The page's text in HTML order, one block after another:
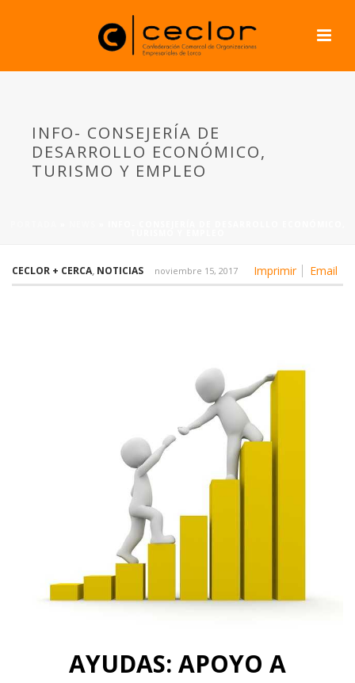
INFO- CONSEJERÍA DE
DESARROLLO ECONÓMICO,
TURISMO Y EMPLEO
Imprimir Email
CECLOR + CERCA, NOTICIAS noviembre 15, 2017
AYUDAS: APOYO A